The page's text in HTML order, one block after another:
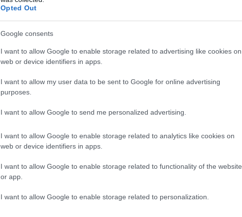
Opted Out
Google consents
I want to allow Google to enable storage related to advertising like cookies on
web or device identifiers in apps.
I want to allow my user data to be sent to Google for online advertising
purposes.
I want to allow Google to send me personalized advertising.
I want to allow Google to enable storage related to analytics like cookies on
web or device identifiers in apps.
I want to allow Google to enable storage related to functionality of the website
or app.
I want to allow Google to enable storage related to personalization.